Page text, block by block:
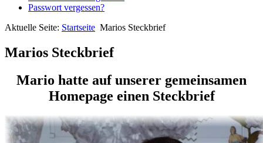
Passwort vergessen?
Aktuelle Seite: Startseite Marios Steckbrief
Marios Steckbrief
Mario hatte auf unserer gemeinsamen
Homepage einen Steckbrief